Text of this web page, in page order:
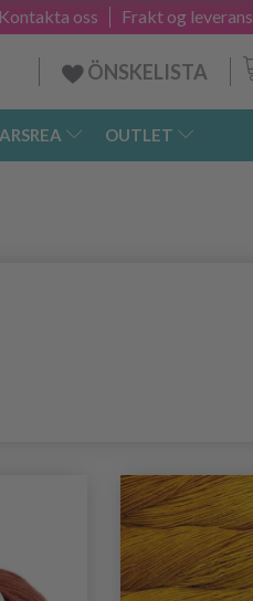
Frakt og leverans
Kontakta oss
ÖNSKELISTA
OUTLET